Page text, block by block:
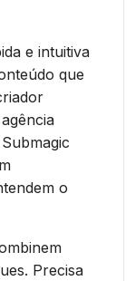
e intuitiva
que
o
Precisa